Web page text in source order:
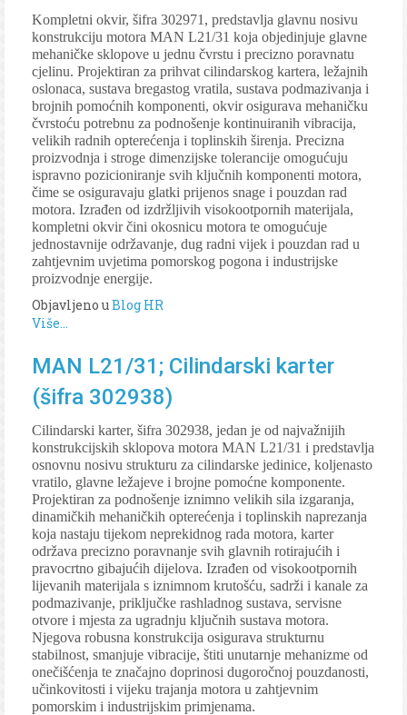
Kompletni okvir, šifra 302971, predstavlja glavnu nosivu
konstrukciju motora MAN L21/31 koja objedinjuje glavne
mehaničke sklopove u jednu čvrstu i precizno poravnatu
cjelinu. Projektiran za prihvat cilindarskog kartera, ležajnih
oslonaca, sustava bregastog vratila, sustava podmazivanja i
brojnih pomoćnih komponenti, okvir osigurava mehaničku
čvrstoću potrebnu za podnošenje kontinuiranih vibracija,
velikih radnih opterećenja i toplinskih širenja. Precizna
proizvodnja i stroge dimenzijske tolerancije omogućuju
ispravno pozicioniranje svih ključnih komponenti motora,
čime se osiguravaju glatki prijenos snage i pouzdan rad
motora. Izrađen od izdržljivih visokootpornih materijala,
kompletni okvir čini okosnicu motora te omogućuje
jednostavnije održavanje, dug radni vijek i pouzdan rad u
zahtjevnim uvjetima pomorskog pogona i industrijske
proizvodnje energije.
Objavljeno uBlog HR
Više...
MAN L21/31; Cilindarski karter
(šifra 302938)
Cilindarski karter, šifra 302938, jedan je od najvažnijih
konstrukcijskih sklopova motora MAN L21/31 i predstavlja
osnovnu nosivu strukturu za cilindarske jedinice, koljenasto
vratilo, glavne ležajeve i brojne pomoćne komponente.
Projektiran za podnošenje iznimno velikih sila izgaranja,
dinamičkih mehaničkih opterećenja i toplinskih naprezanja
koja nastaju tijekom neprekidnog rada motora, karter
održava precizno poravnanje svih glavnih rotirajućih i
pravocrtno gibajućih dijelova. Izrađen od visokootpornih
lijevanih materijala s iznimnom krutošću, sadrži i kanale za
podmazivanje, priključke rashladnog sustava, servisne
otvore i mjesta za ugradnju ključnih sustava motora.
Njegova robusna konstrukcija osigurava strukturnu
stabilnost, smanjuje vibracije, štiti unutarnje mehanizme od
onečišćenja te značajno doprinosi dugoročnoj pouzdanosti,
učinkovitosti i vijeku trajanja motora u zahtjevnim
pomorskim i industrijskim primjenama.